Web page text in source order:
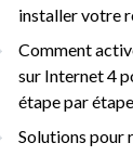
installer votre
Comment
sur Internet 4
étape par étape
Solutions pour